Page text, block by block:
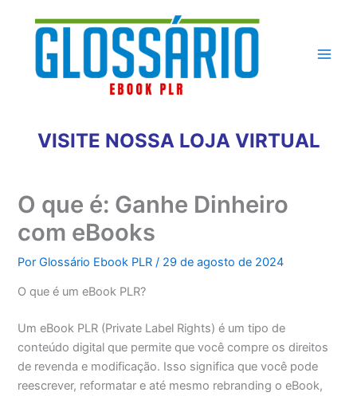
conteúdo
VISITE NOSSA LOJA VIRTUAL
O que é: Ganhe Dinheiro
com eBooks
PorGlossário Ebook PLR/ 29 de agosto de 2024
O que é um eBook PLR?
Um eBook PLR (Private Label Rights) é um tipo de
conteúdo digital que permite que você compre os direitos
de revenda e modificação. Isso significa que você pode
reescrever, reformatar e até mesmo rebranding o eBook,